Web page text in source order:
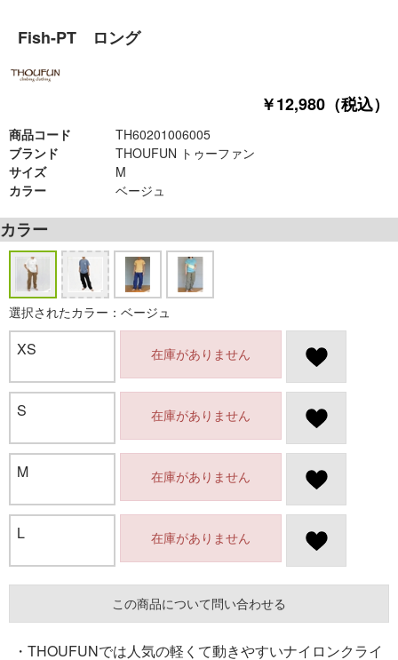
Fish-PT ロング
￥12,980（税込）
商品コード
TH60201006005
ブランド
THOUFUN トゥーファン
サイズ
M
カラー
ベージュ
カラー
選択されたカラー：ベージュ
XS 在庫がありません
S 在庫がありません
M 在庫がありません
L 在庫がありません
この商品について問い合わせる
・THOUFUNでは人気の軽くて動きやすいナイロンクライ